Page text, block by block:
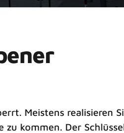
Meistens realisieren
zu kommen. Der